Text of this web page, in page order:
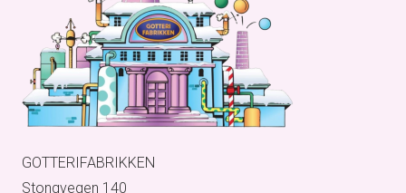
GOTTERIFABRIKKEN
Stongvegen 140